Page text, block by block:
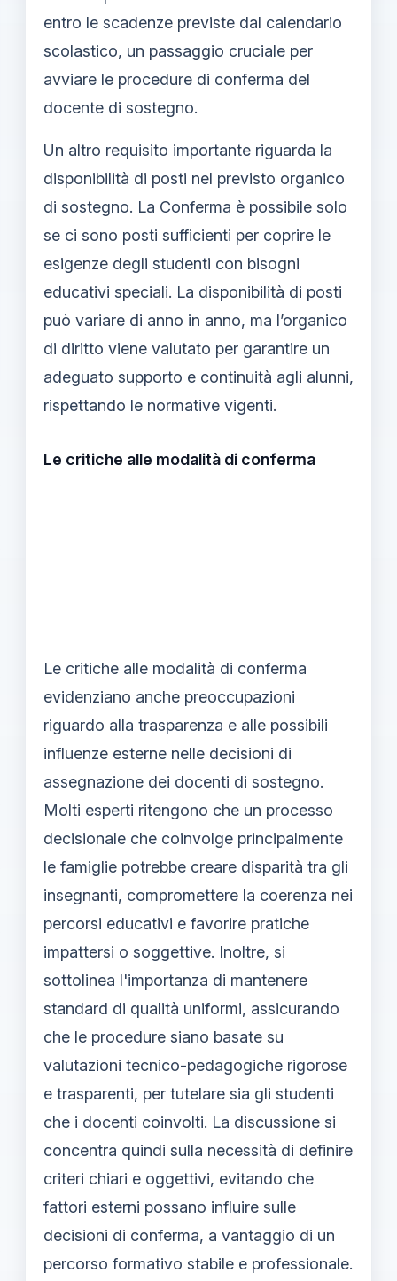
entro le scadenze previste dal calendario
scolastico, un passaggio cruciale per
avviare le procedure di conferma del
docente di sostegno.
Un altro requisito importante riguarda la
disponibilità di posti nel previsto organico
di sostegno. La Conferma è possibile solo
se ci sono posti sufficienti per coprire le
esigenze degli studenti con bisogni
educativi speciali. La disponibilità di posti
può variare di anno in anno, ma l’organico
di diritto viene valutato per garantire un
adeguato supporto e continuità agli alunni,
rispettando le normative vigenti.
Le critiche alle modalità di conferma
Le critiche alle modalità di conferma
evidenziano anche preoccupazioni
riguardo alla trasparenza e alle possibili
influenze esterne nelle decisioni di
assegnazione dei docenti di sostegno.
Molti esperti ritengono che un processo
decisionale che coinvolge principalmente
le famiglie potrebbe creare disparità tra gli
insegnanti, compromettere la coerenza nei
percorsi educativi e favorire pratiche
impattersi o soggettive. Inoltre, si
sottolinea l'importanza di mantenere
standard di qualità uniformi, assicurando
che le procedure siano basate su
valutazioni tecnico-pedagogiche rigorose
e trasparenti, per tutelare sia gli studenti
che i docenti coinvolti. La discussione si
concentra quindi sulla necessità di definire
criteri chiari e oggettivi, evitando che
fattori esterni possano influire sulle
decisioni di conferma, a vantaggio di un
percorso formativo stabile e professionale.